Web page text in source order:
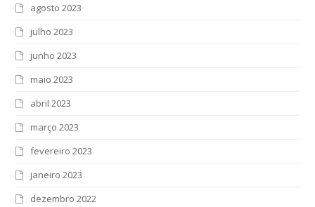
agosto 2023
julho 2023
junho 2023
maio 2023
abril 2023
março 2023
fevereiro 2023
janeiro 2023
dezembro 2022